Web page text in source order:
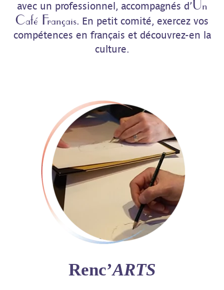
avec un professionnel, accompagnés d’Un
Café Français. En petit comité, exercez vos
compétences en français et découvrez-en la
culture.
Renc’ARTS